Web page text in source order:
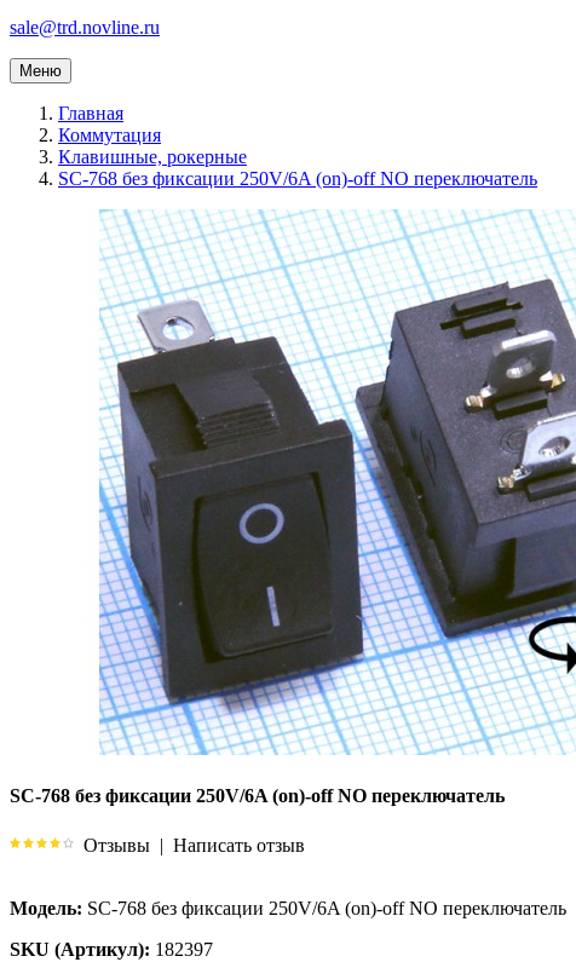
sale@trd.novline.ru
Меню
Главная
Коммутация
Клавишные, рокерные
SC-768 без фиксации 250V/6A (on)-off NO переключатель
SC-768 без фиксации 250V/6A (on)-off NO переключатель
Отзывы | Написать отзыв
Модель: SC-768 без фиксации 250V/6A (on)-off NO переключатель
SKU (Артикул): 182397